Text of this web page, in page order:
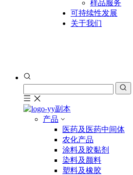
样品服务
可持续性发展
关于我们
产品
医药及医药中间体
农化产品
涂料及胶黏剂
染料及颜料
塑料及橡胶